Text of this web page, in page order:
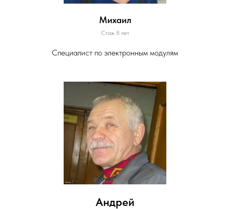
Михаил
Стаж 8 лет
Специалист по электронным модулям
Андрей